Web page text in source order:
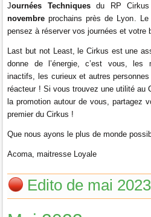
Journées Techniquesdu RP Cirkus
novembre prochains près de Lyon .
pensez à réserver vos journées et votre
Last but not Least, le Cirkus est une
donne de l’énergie, c’est vous, les
inactifs, les curieux et autres
réacteur ! Si vous trouvez une utilité au
la promotion autour de vous, partagez
premier du Cirkus !
Que nous ayons le plus de monde
Acoma, maitresse Loyale
Edito de mai 2023